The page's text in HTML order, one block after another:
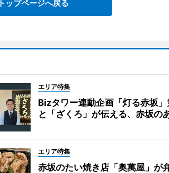
ップページへ戻る
エリア特集
Bizタワー連動企画「灯る赤坂
と「ざくろ」が伝える、赤坂の
エリア特集
赤坂のたい焼き店「奥萬屋」